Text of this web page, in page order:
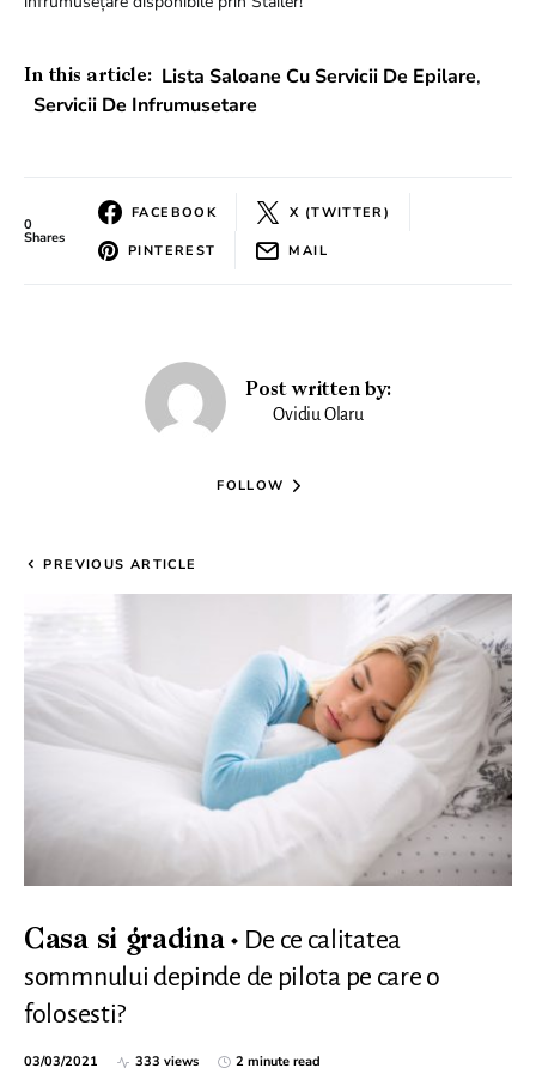
In this article: Lista Saloane Cu Servicii De Epilare,
Servicii De Infrumusetare
0
Shares
FACEBOOK X (TWITTER)
PINTEREST MAIL
Post written by:
Ovidiu Olaru
FOLLOW
PREVIOUS ARTICLE
Casa si gradina
De ce calitatea
sommnului depinde de pilota pe care o
folosesti?
03/03/2021 333 views 2 minute read